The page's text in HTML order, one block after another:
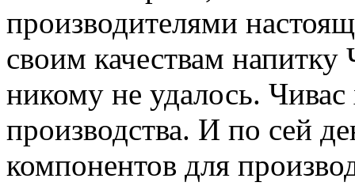
производителями
своим качествам
никому не удалось.
производства. И по сей
компонентов для